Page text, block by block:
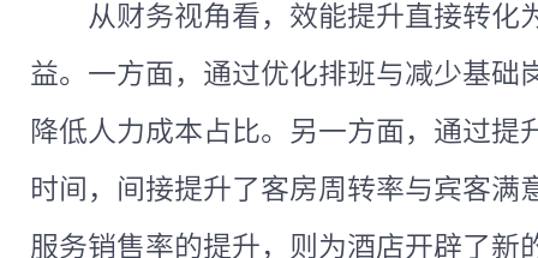
从财务视角看，效能提升直接转化
益。一方面，通过优化排班与减少基础
降低人力成本占比。另一方面，通过提
时间，间接提升了客房周转率与宾客满
服务销售率的提升，则为酒店开辟了新